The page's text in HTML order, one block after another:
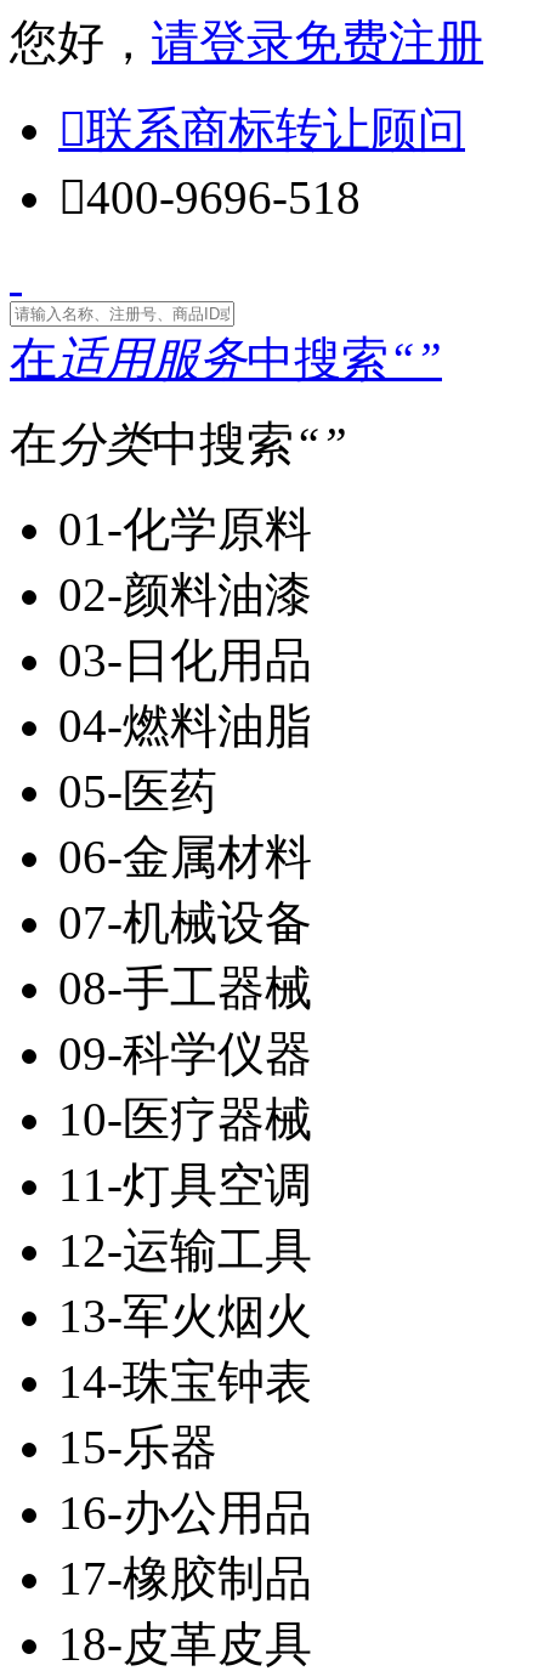
您好， 请登录免费注册
联系商标转让顾问
400-9696-518
在适用服务中搜索“”
在分类中搜索“”
01-化学原料
02-颜料油漆
03-日化用品
04-燃料油脂
05-医药
06-金属材料
07-机械设备
08-手工器械
09-科学仪器
10-医疗器械
11-灯具空调
12-运输工具
13-军火烟火
14-珠宝钟表
15-乐器
16-办公用品
17-橡胶制品
18-皮革皮具